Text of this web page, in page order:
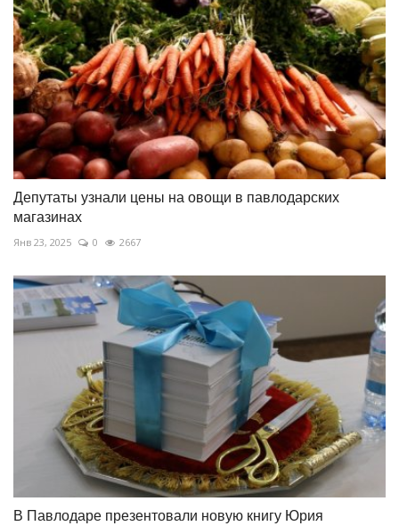
Депутаты узнали цены на овощи в павлодарских
магазинах
Янв 23, 2025 0 2667
В Павлодаре презентовали новую книгу Юрия